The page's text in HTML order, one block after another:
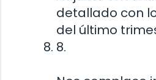
detallado con
del último
8.